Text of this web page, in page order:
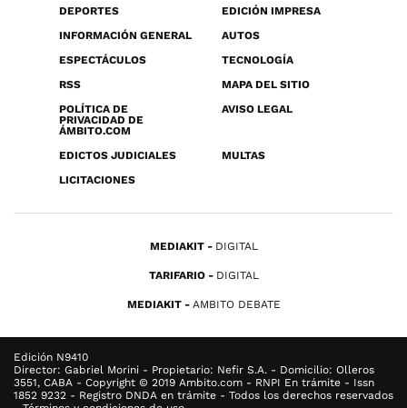
DEPORTES
EDICIÓN IMPRESA
INFORMACIÓN GENERAL
AUTOS
ESPECTÁCULOS
TECNOLOGÍA
RSS
MAPA DEL SITIO
POLÍTICA DE
PRIVACIDAD DE
ÁMBITO.COM
AVISO LEGAL
EDICTOS JUDICIALES
MULTAS
LICITACIONES
MEDIAKIT DIGITAL
TARIFARIO DIGITAL
MEDIAKIT AMBITO DEBATE
Edición N9410
Director: Gabriel Morini - Propietario: Nefir S.A. - Domicilio: Olleros
3551, CABA - Copyright © 2019 Ambito.com - RNPI En trámite - Issn
1852 9232 - Registro DNDA en trámite - Todos los derechos reservados